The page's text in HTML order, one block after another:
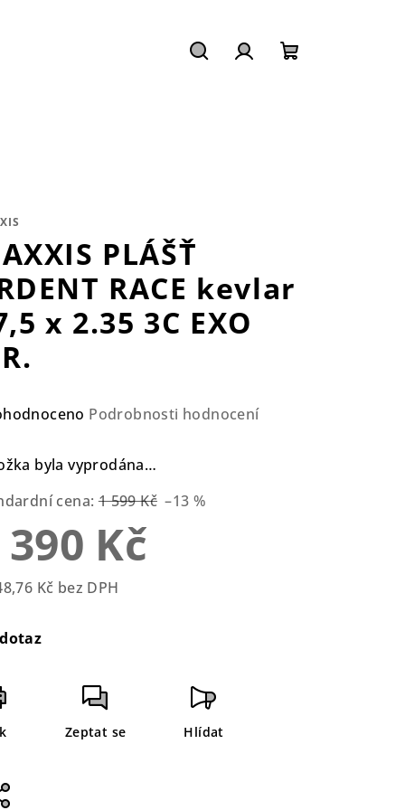
PLÁŠŤ
RACE kevlar
x 2.35 3C EXO
Podrobnosti hodnocení
byla vyprodána…
cena: 1 599 Kč –13 %
390 Kč
Kč bez DPH
Zeptat se Hlídat